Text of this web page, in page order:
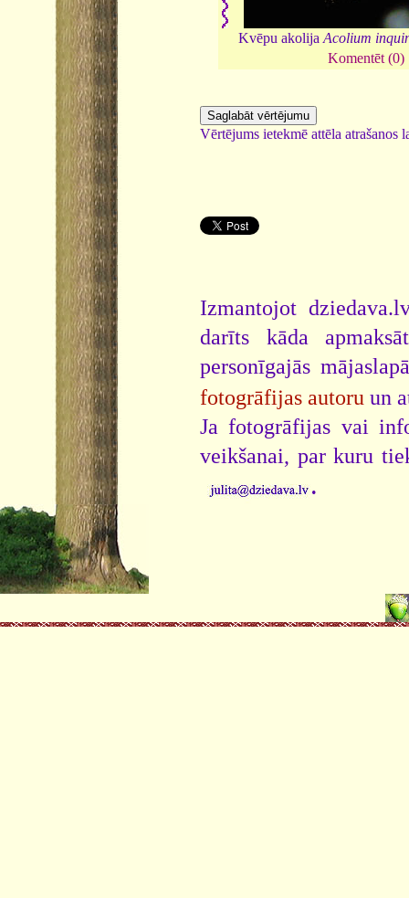
Kvēpu akolija Acolium
Komentēt (0)
Vērtējums ietekmē attēla atrašanos
Izmantojot
darīts kāda
personīgajās
fotogrāfijas autoru un
Ja fotogrāfijas vai
veikšanai, par kuru
.